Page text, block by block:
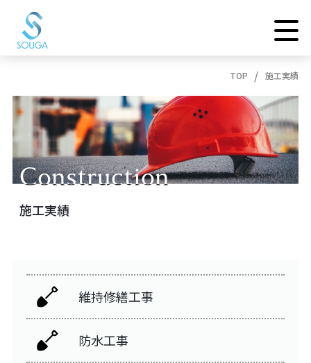
TOP 施工実績
Construction
Construction
施工実績
維持修繕工事
防水工事